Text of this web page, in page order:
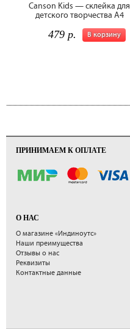
Canson Kids — склейка для
детского творчества A4
В корзину
479 р.
ПРИНИМАЕМ К ОПЛАТЕ
О НАС
О магазине «Индиноутс»
Наши преимущества
Отзывы о нас
Реквизиты
Контактные данные